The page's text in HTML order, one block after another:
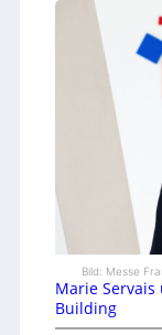
Bild: Messe
Marie
Building